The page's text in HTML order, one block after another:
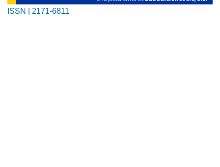
ISSN | 2171-6811